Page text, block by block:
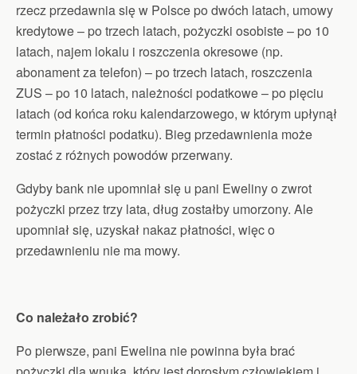
rzecz przedawnia się w Polsce po dwóch latach, umowy
kredytowe – po trzech latach, pożyczki osobiste – po 10
latach, najem lokalu i roszczenia okresowe (np.
abonament za telefon) – po trzech latach, roszczenia
ZUS – po 10 latach, należności podatkowe – po pięciu
latach (od końca roku kalendarzowego, w którym upłynął
termin płatności podatku). Bieg przedawnienia może
zostać z różnych powodów przerwany.
Gdyby bank nie upomniał się u pani Eweliny o zwrot
pożyczki przez trzy lata, dług zostałby umorzony. Ale
upomniał się, uzyskał nakaz płatności, więc o
przedawnieniu nie ma mowy.
Co należało zrobić?
Po pierwsze, pani Ewelina nie powinna była brać